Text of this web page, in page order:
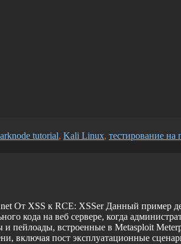
tutorial, Kali Linux, тестирование на
От XSS к RCE: XSSer Данный пример
кода на веб сервере, когда
пейлоады, встроенные в Metasploit
включая пост эксплуатационные